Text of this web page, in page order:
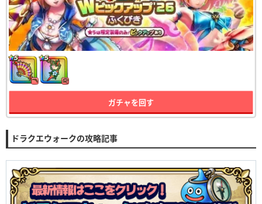
ガチャを回す
ドラクエウォークの攻略記事